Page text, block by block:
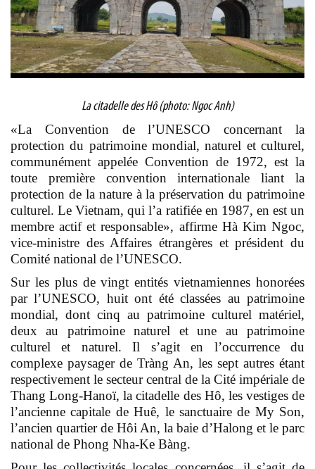
La citadelle des Hô (photo: Ngoc Anh)
«La Convention de l’UNESCO concernant la
protection du patrimoine mondial, naturel et culturel,
communément appelée Convention de 1972, est la
toute première convention internationale liant la
protection de la nature à la préservation du patrimoine
culturel. Le Vietnam, qui l’a ratifiée en 1987, en est un
membre actif et responsable», affirme Hà Kim Ngoc,
vice-ministre des Affaires étrangères et président du
Comité national de l’UNESCO.
Sur les plus de vingt entités vietnamiennes honorées
par l’UNESCO, huit ont été classées au patrimoine
mondial, dont cinq au patrimoine culturel matériel,
deux au patrimoine naturel et une au patrimoine
culturel et naturel. Il s’agit en l’occurrence du
complexe paysager de Tràng An, les sept autres étant
respectivement le secteur central de la Cité impériale de
Thang Long-Hanoï, la citadelle des Hô, les vestiges de
l’ancienne capitale de Huê, le sanctuaire de My Son,
l’ancien quartier de Hôi An, la baie d’Halong et le parc
national de Phong Nha-Ke Bàng.